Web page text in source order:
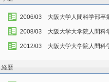
2006/03 大阪大学人間科学部卒
2008/03 大阪大学大学院人間科
2012/03 大阪大学大学院人間科
経歴